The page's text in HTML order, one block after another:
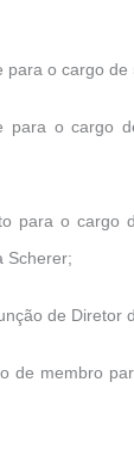
o cargo
para o cargo
para o cargo
Scherer;
de Diretor
de membro